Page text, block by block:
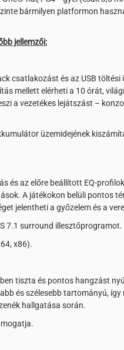
bármilyen platformon
jellemzői:
csatlakozást és az USB
mellett elérheti a 10 órát,
a vezetékes lejátszást –
üzemidejének
és az előre beállított EQ-
A játékokon belüli pontos
jelentheti a győzelem és a
7.1 surround illesztőprogramot.
x86).
tiszta és pontos hangzást
és szélesebb tartományú,
hallgatása során.